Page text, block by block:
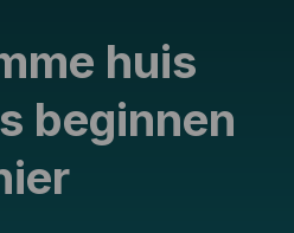
huis
beginnen